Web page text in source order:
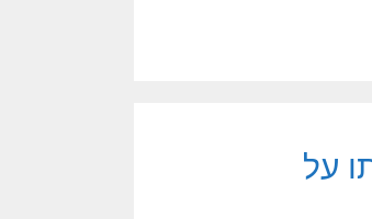
על